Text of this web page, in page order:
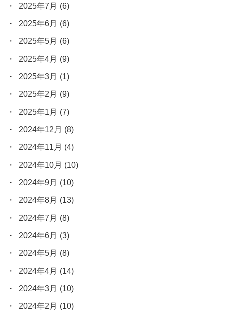
2025年7月 (6)
2025年6月 (6)
2025年5月 (6)
2025年4月 (9)
2025年3月 (1)
2025年2月 (9)
2025年1月 (7)
2024年12月 (8)
2024年11月 (4)
2024年10月 (10)
2024年9月 (10)
2024年8月 (13)
2024年7月 (8)
2024年6月 (3)
2024年5月 (8)
2024年4月 (14)
2024年3月 (10)
2024年2月 (10)